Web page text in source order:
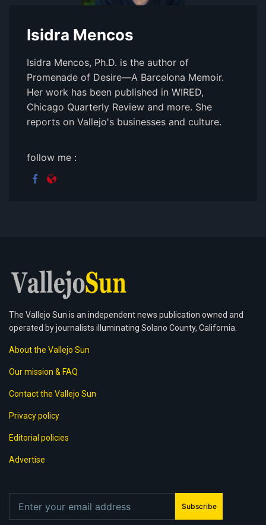
Isidra Mencos
Isidra Mencos, Ph.D. is the author of
Promenade of Desire—A Barcelona Memoir.
Her work has been published in WIRED,
Chicago Quarterly Review and more. She
reports on Vallejo's businesses and culture.
follow me :
The Vallejo Sun is an independent news publication owned and
operated by journalists illuminating Solano County, California.
About the Vallejo Sun
Our mission & FAQ
Contact the Vallejo Sun
Privacy policy
Editorial policies
Advertise
Subscribe